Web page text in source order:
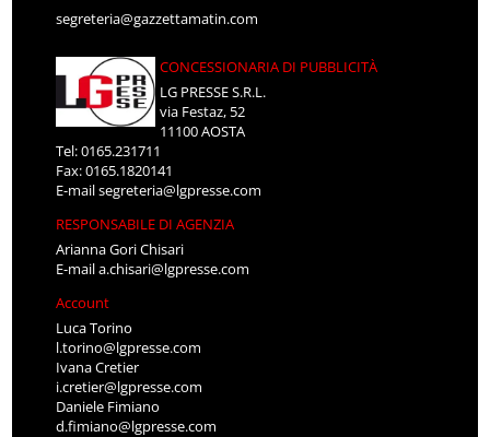
segreteria@gazzettamatin.com
CONCESSIONARIA DI PUBBLICITÀ
LG PRESSE S.R.L.
via Festaz, 52
11100 AOSTA
Tel: 0165.231711
Fax: 0165.1820141
E-mailsegreteria@lgpresse.com
RESPONSABILE DI AGENZIA
Arianna Gori Chisari
E-maila.chisari@lgpresse.com
Account
Luca Torino
l.torino@lgpresse.com
Ivana Cretier
i.cretier@lgpresse.com
Daniele Fimiano
d.fimiano@lgpresse.com